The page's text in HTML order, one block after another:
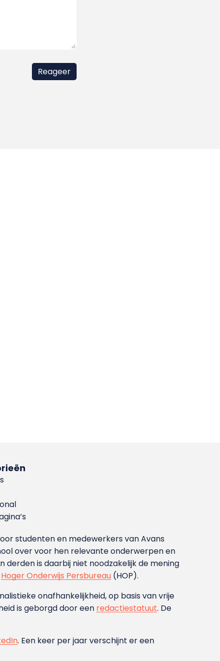
studenten en medewerkers van Avans
over voor hen relevante onderwerpen en
is daarbij niet noodzakelijk de mening
Hoger Onderwijs Persbureau (HOP).
onafhankelijkheid, op basis van vrije
is geborgd door een redactiestatuut. De
. Een keer per jaar verschijnt er een